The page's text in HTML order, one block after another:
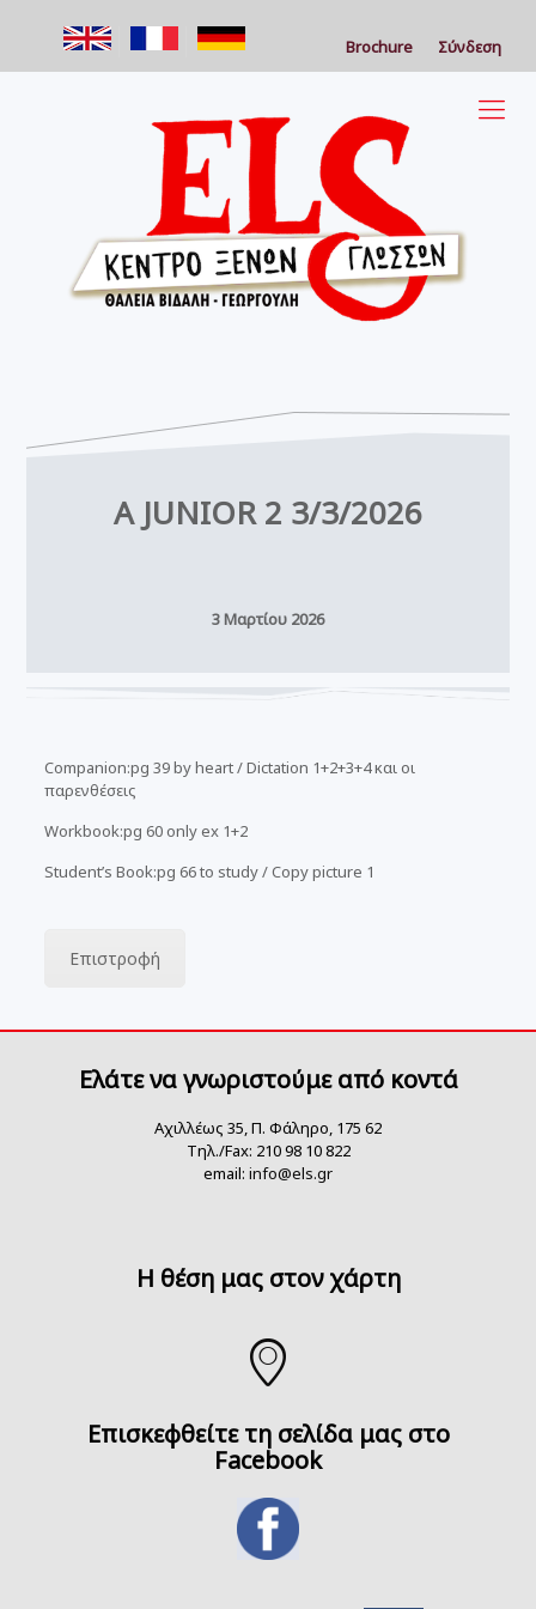
Brochure Σύνδεση
A JUNIOR 2 3/3/2026
3 Μαρτίου 2026
Companion:pg 39 by heart / Dictation 1+2+3+4 και οι
παρενθέσεις
Workbook:pg 60 only ex 1+2
Student’s Book:pg 66 to study / Copy picture 1
Επιστροφή
Ελάτε να γνωριστούμε από κοντά
Αχιλλέως 35, Π. Φάληρο, 175 62
Τηλ./Fax: 210 98 10 822
email: info@els.gr
H θέση μας στον χάρτη
Επισκεφθείτε τη σελίδα μας στο
Facebook